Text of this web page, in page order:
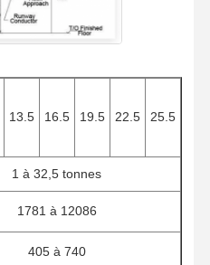
13.5 16.5 19.5 22.5 25.5
1 à 32,5 tonnes
1781 à 12086
405 à 740